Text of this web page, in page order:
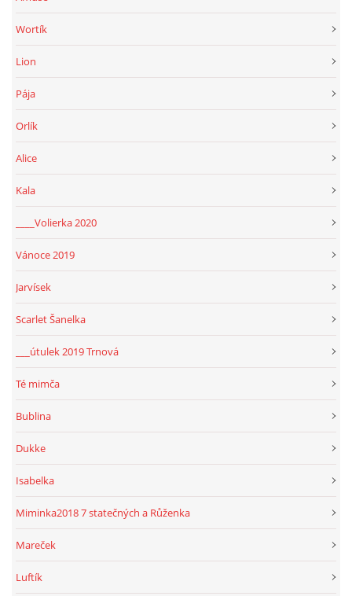
Wortík
Lion
Pája
Orlík
Alice
Kala
____Volierka 2020
Vánoce 2019
Jarvísek
Scarlet Šanelka
___útulek 2019 Trnová
Té mimča
Bublina
Dukke
Isabelka
Miminka2018 7 statečných a Růženka
Mareček
Luftík